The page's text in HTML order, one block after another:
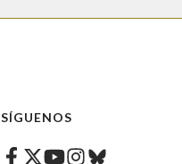
SÍGUENOS
Facebook
Twitter
Youtube
Instagram
Bluesky